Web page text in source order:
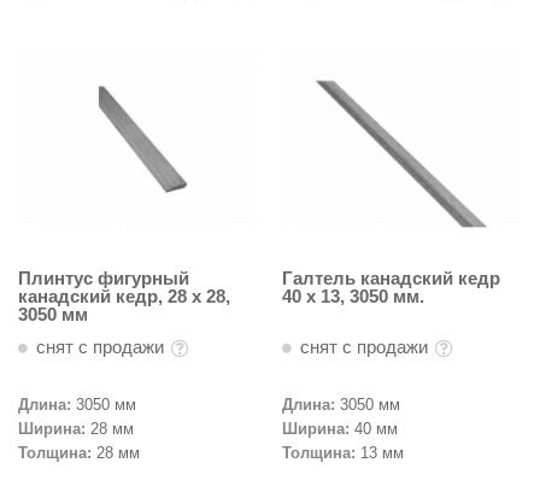
Плинтус фигурный
канадский кедр, 28 х 28,
3050 мм
снят с продажи
Длина: 3050 мм
Ширина: 28 мм
Толщина: 28 мм
Галтель канадский кедр
40 х 13, 3050 мм.
снят с продажи
Длина: 3050 мм
Ширина: 40 мм
Толщина: 13 мм